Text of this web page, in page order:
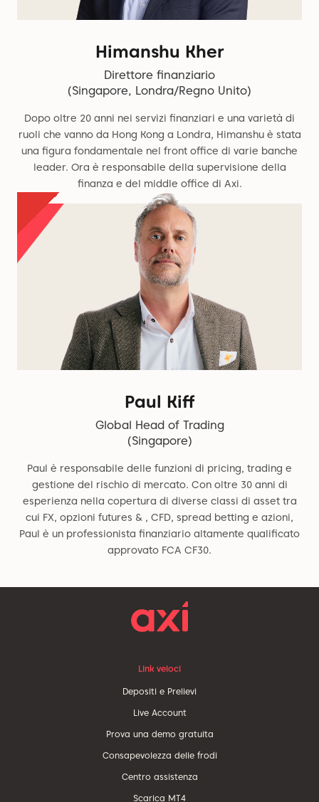
Himanshu Kher
Direttore finanziario
(Singapore, Londra/Regno Unito)
Dopo oltre 20 anni nei servizi finanziari e una varietà di
ruoli che vanno da Hong Kong a Londra, Himanshu è stata
una figura fondamentale nel front office di varie banche
leader. Ora è responsabile della supervisione della
finanza e del middle office di Axi.
Paul Kiff
Global Head of Trading
(Singapore)
Paul è responsabile delle funzioni di pricing, trading e
gestione del rischio di mercato. Con oltre 30 anni di
esperienza nella copertura di diverse classi di asset tra
cui FX, opzioni futures & , CFD, spread betting e azioni,
Paul è un professionista finanziario altamente qualificato
approvato FCA CF30.
Link veloci
Depositi e Prelievi
Live Account
Prova una demo gratuita
Consapevolezza delle frodi
Centro assistenza
Scarica MT4